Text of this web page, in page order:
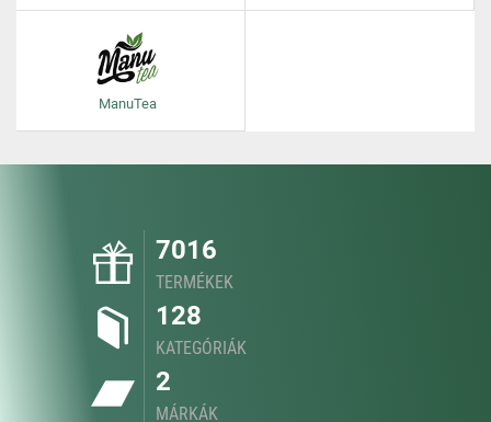
ManuTea
7016
TERMÉKEK
128
KATEGÓRIÁK
2
MÁRKÁK